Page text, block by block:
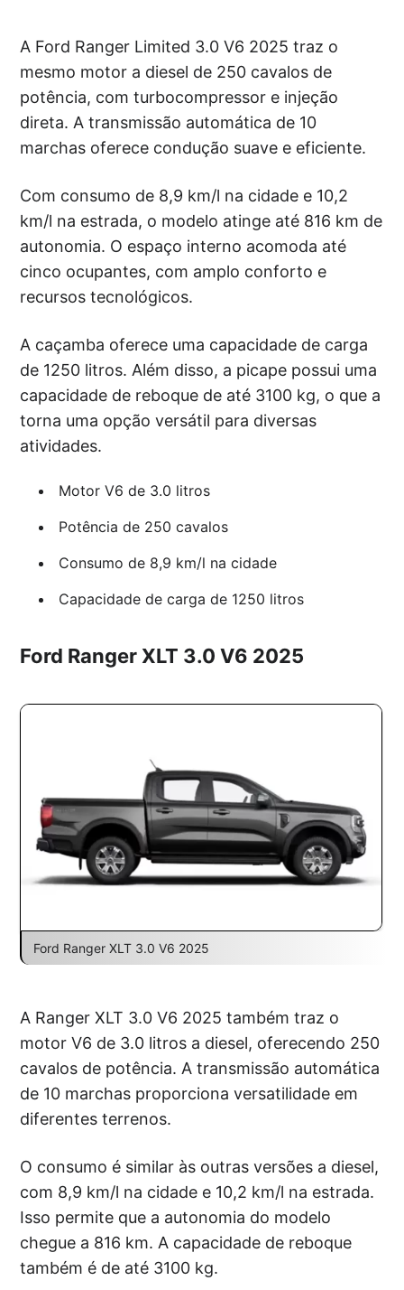
A Ford Ranger Limited 3.0 V6 2025 traz o
mesmo motor a diesel de 250 cavalos de
potência, com turbocompressor e injeção
direta. A transmissão automática de 10
marchas oferece condução suave e eficiente.
Com consumo de 8,9 km/l na cidade e 10,2
km/l na estrada, o modelo atinge até 816 km de
autonomia. O espaço interno acomoda até
cinco ocupantes, com amplo conforto e
recursos tecnológicos.
A caçamba oferece uma capacidade de carga
de 1250 litros. Além disso, a picape possui uma
capacidade de reboque de até 3100 kg, o que a
torna uma opção versátil para diversas
atividades.
Motor V6 de 3.0 litros
Potência de 250 cavalos
Consumo de 8,9 km/l na cidade
Capacidade de carga de 1250 litros
Ford Ranger XLT 3.0 V6 2025
Ford Ranger XLT 3.0 V6 2025
A Ranger XLT 3.0 V6 2025 também traz o
motor V6 de 3.0 litros a diesel, oferecendo 250
cavalos de potência. A transmissão automática
de 10 marchas proporciona versatilidade em
diferentes terrenos.
O consumo é similar às outras versões a diesel,
com 8,9 km/l na cidade e 10,2 km/l na estrada.
Isso permite que a autonomia do modelo
chegue a 816 km. A capacidade de reboque
também é de até 3100 kg.